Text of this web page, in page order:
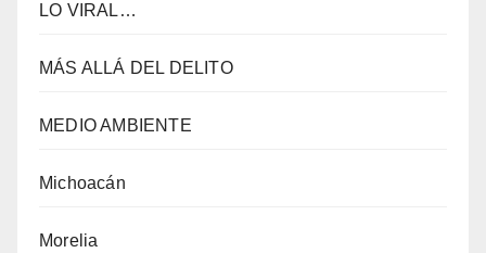
LO VIRAL…
MÁS ALLÁ DEL DELITO
MEDIO AMBIENTE
Michoacán
Morelia